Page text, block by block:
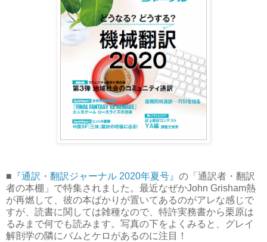
■ 『通訳・翻訳ジャーナル 2020年夏号』 の「通訳者・翻訳
者の本棚」で特集されました。最近なぜかJohn Grisham熱
が再燃して、彼の本ばかりが置いてあるのがアレな感じで
すが、読書に関しては雑種なので、特許実務書から栗原は
るみまで何でも読みます。写真の下をよくみると、グレイ
解剖学の隣にバムとケロがあるのに注目！